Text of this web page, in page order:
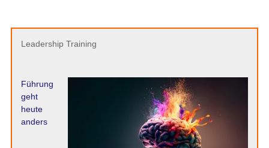
Leadership Training
Führung
geht
heute
anders